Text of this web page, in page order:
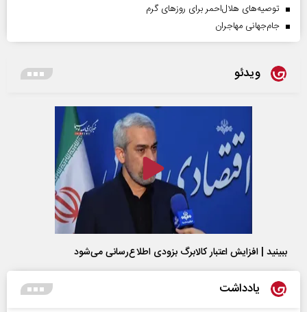
توصیه‌های هلال‌احمر برای روز‌های گرم
جام‌جهانی مهاجران
ویدئو
ببینید | افزایش اعتبار کالابرگ بزودی اطلاع‌رسانی می‌شود
یادداشت